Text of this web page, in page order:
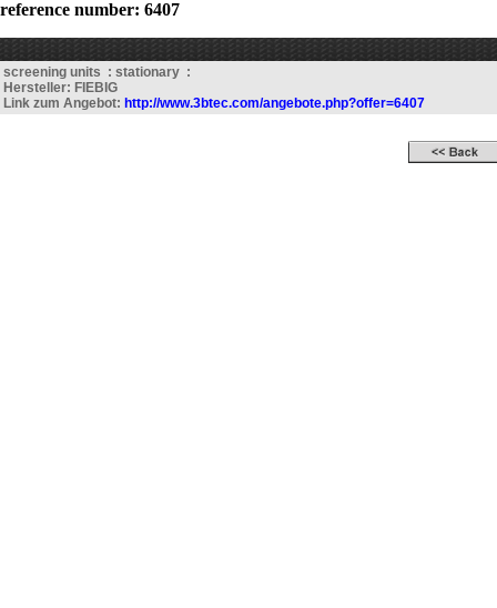
reference number: 6407
screening units : stationary :
Hersteller: FIEBIG
Link zum Angebot: http://www.3btec.com/angebote.php?offer=6407